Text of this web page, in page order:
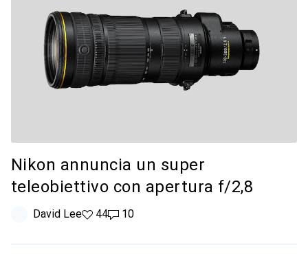
Nikon annuncia un super
teleobiettivo con apertura f/2,8
David Lee44 like
4410 commenti
10